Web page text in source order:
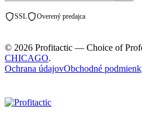
SSL Overený predajca
© 2026 Profitactic — Choice of
CHICAGO.
Ochrana údajovObchodné